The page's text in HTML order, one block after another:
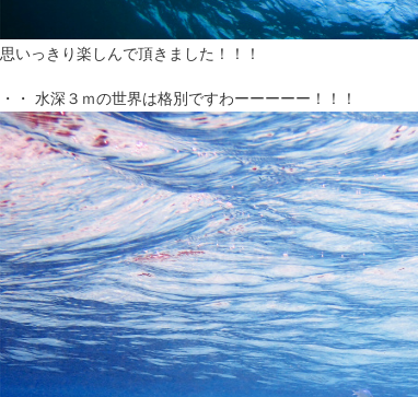
思いっきり楽しんで頂きました！！！
・・ 水深３ｍの世界は格別ですわーーーーー！！！